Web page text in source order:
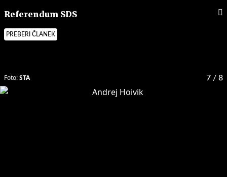
Referendum SDS
PREBERI ČLANEK
7 / 8
Foto:STA